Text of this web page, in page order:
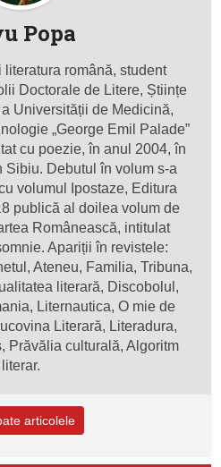
Popa
literatura română, student
Doctorale de Litere, Științe
Universității de Medicină,
„George Emil Palade”
cu poezie, în anul 2004, în
Sibiu. Debutul în volum s-a
volumul Ipostaze, Editura
publică al doilea volum de
Românească, intitulat
Apariții în revistele:
Ateneu, Familia, Tribuna,
literară, Discobolul,
Liternautica, O mie de
Literară, Literadura,
Prăvălia culturală, Algoritm
literar.
articolele